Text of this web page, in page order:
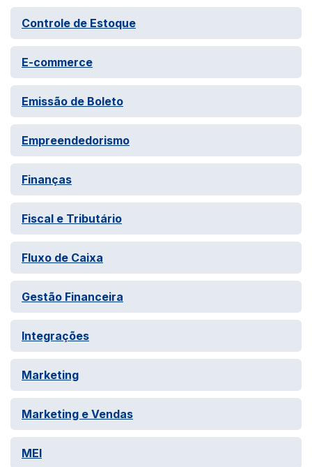
Controle de Estoque
E-commerce
Emissão de Boleto
Empreendedorismo
Finanças
Fiscal e Tributário
Fluxo de Caixa
Gestão Financeira
Integrações
Marketing
Marketing e Vendas
MEI